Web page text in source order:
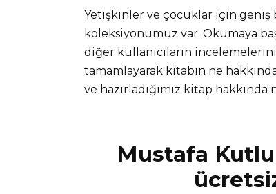
Yetişkinler ve çocuklar için
koleksiyonumuz var. Okumaya
diğer kullanıcıların incelemelerini
tamamlayarak kitabın ne
ve hazırladığımız kitap
Mustafa